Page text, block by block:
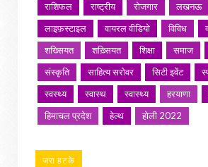
राशिफल
राष्ट्रीय रोजगार लखनऊ
लाइफ़स्टाइल
वायरल वीडियो विविध
शख्सियत
शख़्सियत शिक्षा समाज
संस्कृति
साहित्य सरोवर सिटी इवेंट
स्वस्थ्य
स्वास्थ स्वास्थ्य हरयाणा
हिमाचल प्रदेश
हेल्थ होली 2022
जरा हटके